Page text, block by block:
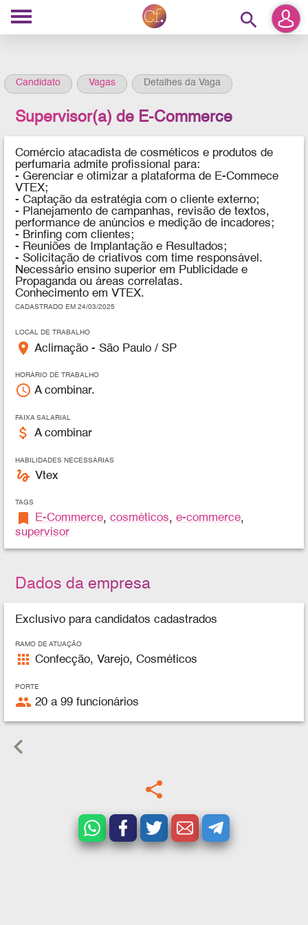
search
Candidato Vagas Detalhes da Vaga
Supervisor(a) de E-Commerce
Comércio atacadista de cosméticos e produtos de
perfumaria admite profissional para:
- Gerenciar e otimizar a plataforma de E-Commece
VTEX;
- Captação da estratégia com o cliente externo;
- Planejamento de campanhas, revisão de textos,
performance de anúncios e medição de incadores;
- Brinfing com clientes;
- Reuniões de Implantação e Resultados;
- Solicitação de criativos com time responsável.
Necessário ensino superior em Publicidade e
Propaganda ou áreas correlatas.
Conhecimento em VTEX.
CADASTRADO EM 24/03/2025
LOCAL DE TRABALHO
place Aclimação - São Paulo / SP
HORÁRIO DE TRABALHO
access_time A combinar.
FAIXA SALARIAL
attach_money A combinar
HABILIDADES NECESSÁRIAS
gesture Vtex
TAGS
bookmark E-Commerce,cosméticos,e-commerce,
supervisor
Dados da empresa
Exclusivo para candidatos cadastrados
RAMO DE ATUAÇÃO
apps Confecção, Varejo, Cosméticos
PORTE
people 20 a 99 funcionários
keyboard_arrow_left
share